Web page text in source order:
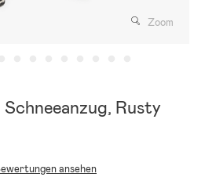
Zoom
Rusty
ansehen